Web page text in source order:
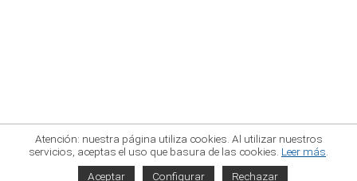
Atención: nuestra página utiliza cookies. Al utilizar nuestros
servicios, aceptas el uso que basura de las cookies. Leer más
Aceptar
Configurar Rechazar